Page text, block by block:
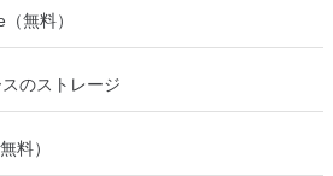
無料）
のストレージ
料）